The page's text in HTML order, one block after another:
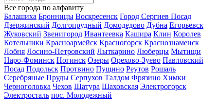
Все города по алфавиту
Балашиха Бронницы Воскресенск Город Сергиев Посад
Дзержинский Долгопрудный Домодедово Дубна Егорьевск
Жуковский Звенигород Ивантеевка Кашира Клин Королев
Котельники Красноармейск Красногорск Краснознаменск
Лобня Лосино-Петровский Лыткарино Люберцы Мытищи
Наро-Фоминск Ногинск Озеры Орехово-Зуево Павловский
Посад Подольск Протвино Пущино Реутов Рошаль
Серебряные Пруды Серпухов Талдом Фрязино Химки
Черноголовка Чехов Шатура Шаховская Электрогорск
Электросталь пос. Молодежный